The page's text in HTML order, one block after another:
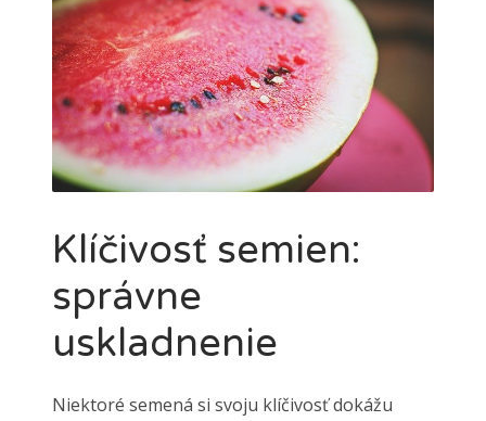
Klíčivosť semien:
správne
uskladnenie
Niektoré semená si svoju klíčivosť dokážu